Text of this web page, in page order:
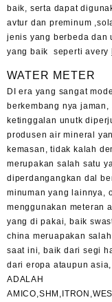
baik, serta dapat
avtur dan preminum
jenis yang berbeda dan
yang baik seperti avery
WATER METER
DI era yang sangat
berkembang nya
ketinggalan unutk
produsen air mineral
kemasan, tidak kalah
merupakan salah satu
diperdangangkan dal
minuman yang lainnya,
menggunakan meteran
yang di pakai, baik
china meruapakan
saat ini, baik dari segi
dari eropa ataupun
ADALAH